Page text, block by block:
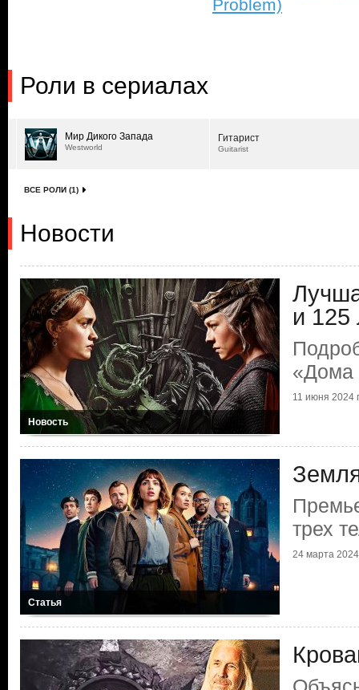
Problem)
Роли в сериалах
Мир Дикого Запада
Westworld
Гитарист
Guitarist
ВСЕ РОЛИ (1)
Новости
Новость
и 125
«Дома
11 июня 2024
Статья
трех
24 марта 2024